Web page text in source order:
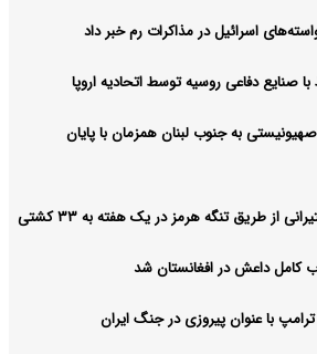
اسرائیل در مذاکرات رم خبر داد
به جنوب لبنان همزمان با پایان
از طریق تنگه هرمز در یک هفته به ۳۳ کشتی
کامل داعش در افغانستان شد
ترامپ با عنوان پیروزی در جنگ ایران